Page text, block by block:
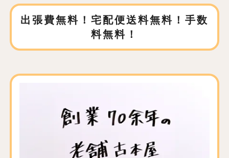
出張費無料！宅配便送料無料！手数
料無料！